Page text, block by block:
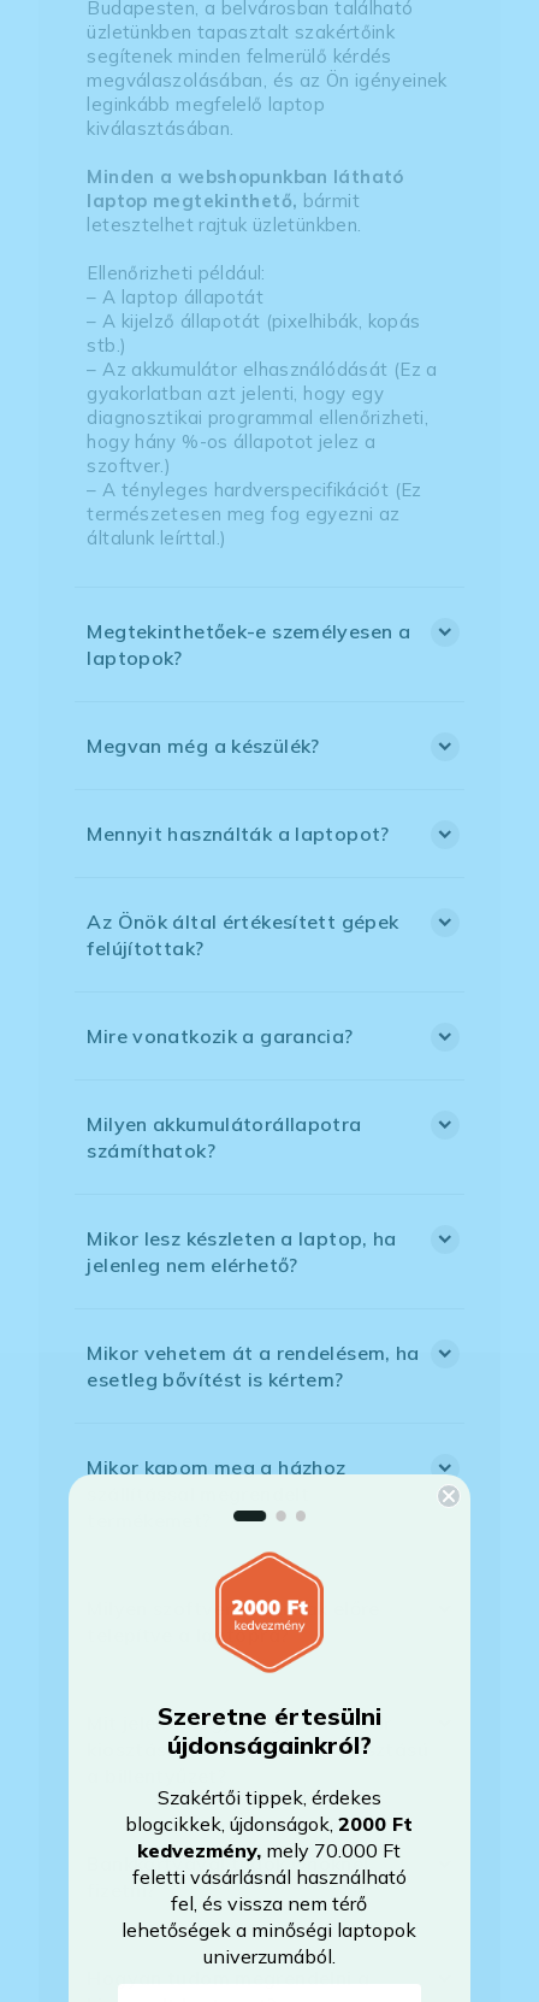
Budapesten, a belvárosban található
üzletünkben tapasztalt szakértőink
segítenek minden felmerülő kérdés
megválaszolásában, és az Ön igényeinek
leginkább megfelelő laptop
kiválasztásában.
Minden a webshopunkban látható
laptop megtekinthető, bármit
letesztelhet rajtuk üzletünkben.
Ellenőrizheti például:
– A laptop állapotát
– A kijelző állapotát (pixelhibák, kopás
stb.)
– Az akkumulátor elhasználódását (Ez a
gyakorlatban azt jelenti, hogy egy
diagnosztikai programmal ellenőrizheti,
hogy hány %-os állapotot jelez a
szoftver.)
– A tényleges hardverspecifikációt (Ez
természetesen meg fog egyezni az
általunk leírttal.)
Megtekinthetőek-e személyesen a
laptopok?
Megvan még a készülék?
Mennyit használták a laptopot?
Az Önök által értékesített gépek
felújítottak?
Mire vonatkozik a garancia?
Milyen akkumulátorállapotra
számíthatok?
Mikor lesz készleten a laptop, ha
jelenleg nem elérhető?
Mikor vehetem át a rendelésem, ha
esetleg bővítést is kértem?
Mikor kapom meg a házhoz
Milyen szoftverek vannak előre
telepítve a laptopra?
Mit jelent, hogy magyar/magyar
kiosztású európai/külföldi kiosztású
Bankkártyával tudok Önöknél
fizetni?
Szeretne értesülni
újdonságainkról?
Szakértői tippek, érdekes
blogcikkek, újdonságok,2000 Ft
kedvezmény, mely 70.000 Ft
feletti vásárlásnál használható
fel, és vissza nem térő
lehetőségek a minőségi laptopok
univerzumából.